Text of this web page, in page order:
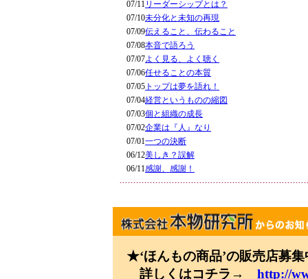
07/11リーダーシップとは？
07/10未分化と未知の再現
07/09伝えること、伝わること
07/08本音で語ろう
07/07よく見る、よく聴く
07/06任せることの本質
07/05 トップは夢を語れ！
07/04経営というものの縮図
07/03個と組織の成長
07/02企業は『人』なり
07/01一つの決断
06/12美しき？誤解
06/11感謝、感謝！
★‘ほんもの商品’の販売店募
詳しくはコチラ→ http://